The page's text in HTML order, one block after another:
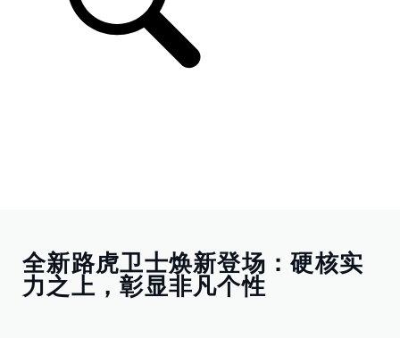
全新路虎卫士焕新登场：硬核实
力之上，彰显非凡个性